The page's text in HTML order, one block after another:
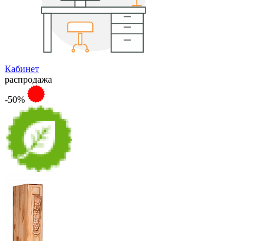
Кабинет
распродажа
-50%